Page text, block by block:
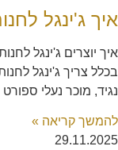
איך ג'ינגל
איך יוצרים ג'ינגל
בכלל צריך ג'ינגל
נגיד, מוכר נעלי ספורט
להמשך קריאה »
29.11.2025